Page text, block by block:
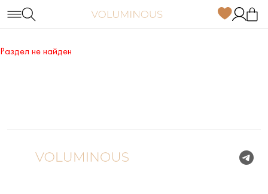
Раздел не найден